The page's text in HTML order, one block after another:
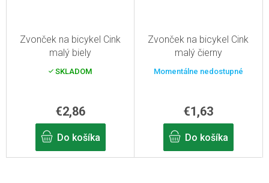
Zvonček na bicykel Cink
malý biely
SKLADOM
€2,86
Do košíka
Zvonček na bicykel Cink
malý čierny
Momentálne nedostupné
€1,63
Do košíka